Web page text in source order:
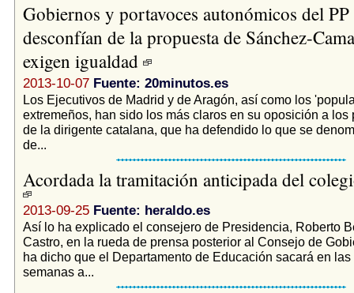
Gobiernos y portavoces autonómicos del PP
desconfían de la propuesta de Sánchez-
exigen igualdad
2013-10-07 Fuente: 20minutos.es
Los Ejecutivos de Madrid y de Aragón, así como los
extremeños, han sido los más claros en su oposición a los
de la dirigente catalana, que ha defendido lo que se
de...
Acordada la tramitación anticipada del
2013-09-25 Fuente: heraldo.es
Así lo ha explicado el consejero de Presidencia, Roberto
Castro, en la rueda de prensa posterior al Consejo de
ha dicho que el Departamento de Educación sacará en las
semanas a...